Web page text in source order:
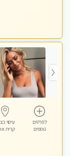
לפרטים
נוספים
עיסוי
קרית